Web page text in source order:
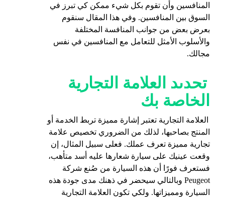
المنافسين وأن تقوم بكل شيء ممكن كي تبرز في
السوق بين المنافسين. وفي هذا المقال سنقوم
بعرض بعض من جوانب المنافسة المختلفة
والأسلوب الأمثل للتعامل مع المنافسين في نفس
مجالك.
تحديد العلامة التجارية
الخاصة بك
العلامة التجارية تعتبر إشارة مميزة تربط الخدمة أو
المنتج بصاحبها، لذلك من الضروري تخصيص علامة
تجارية مميزة تعرف عملك. فعلى سبيل المثال، إن
وقعت عينيك على سيارة شعارها عليه أسد متأهب،
فستعرف فورًا أن هذه السيارة من صُنع شركة
Peugeot وبالتالي سيحضر في ذهنك مدى جودة هذه
السيارة ومميزاتها. ولكي تكون العلامة التجارية